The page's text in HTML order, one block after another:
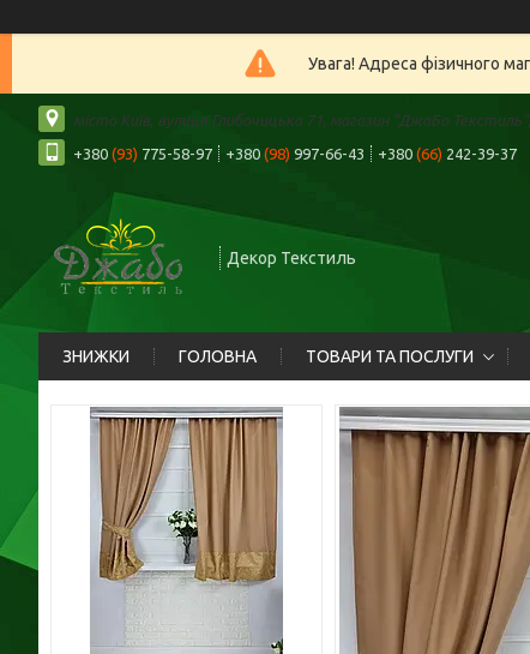
Увага! Адреса фізичного
місто Київ, вулиця Глибочицька 71, магазин "ДжаБо Текстиль",
+380 (93) 775-58-97 +380 (98) 997-66-43 +380 (66) 242-39-37
Декор Текстиль
ЗНИЖКИ ГОЛОВНА ТОВАРИ ТА ПОСЛУГИ